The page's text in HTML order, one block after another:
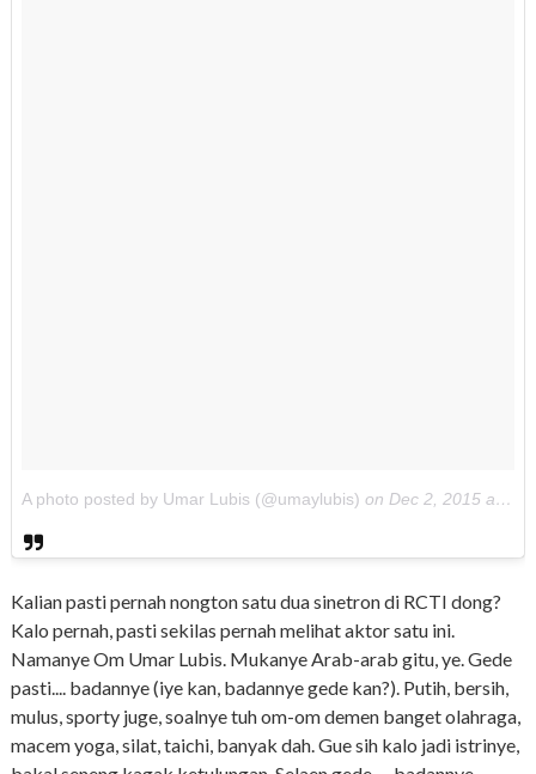
A photo posted by Umar Lubis (@umaylubis) on Dec 2, 2015 at 12:10am PST
Kalian pasti pernah nongton satu dua sinetron di RCTI dong?
Kalo pernah, pasti sekilas pernah melihat aktor satu ini.
Namanye Om Umar Lubis. Mukanye Arab-arab gitu, ye. Gede
pasti.... badannye (iye kan, badannye gede kan?). Putih, bersih,
mulus, sporty juge, soalnye tuh om-om demen banget olahraga,
macem yoga, silat, taichi, banyak dah. Gue sih kalo jadi istrinye,